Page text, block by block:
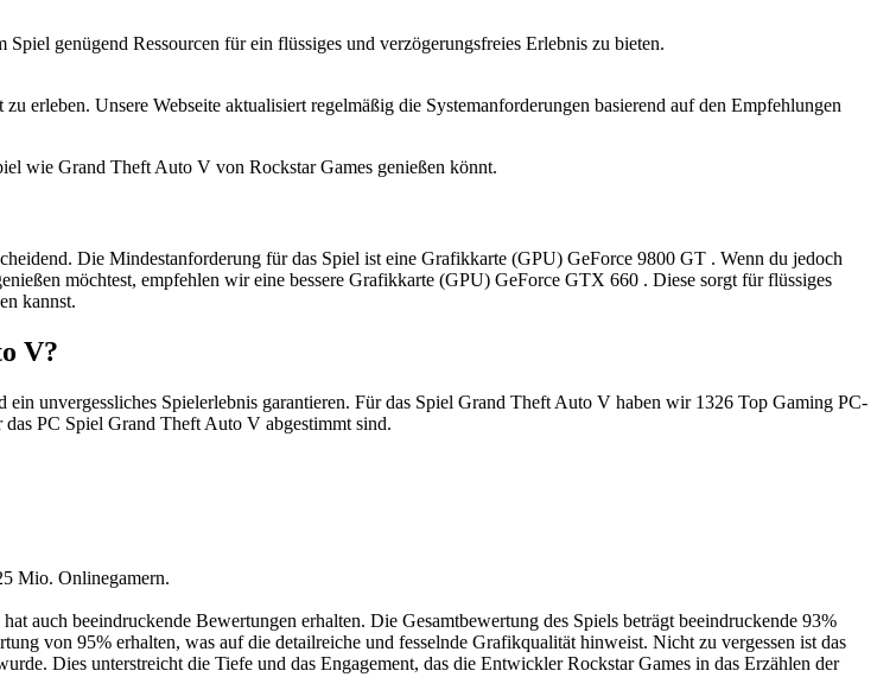
genügend Ressourcen für ein flüssiges und verzögerungsfreies Erlebnis zu bieten.
Unsere Webseite aktualisiert regelmäßig die Systemanforderungen basierend auf den Empfehlungen
wie Grand Theft Auto V von Rockstar Games genießen könnt.
Die Mindestanforderung für das Spiel ist eine Grafikkarte (GPU) GeForce 9800 GT . Wenn du jedoch
möchtest, empfehlen wir eine bessere Grafikkarte (GPU) GeForce GTX 660 . Diese sorgt für flüssiges
kannst.
V?
unvergessliches Spielerlebnis garantieren. Für das Spiel Grand Theft Auto V haben wir 1326 Top Gaming PC-
PC Spiel Grand Theft Auto V abgestimmt sind.
Mio. Onlinegamern.
auch beeindruckende Bewertungen erhalten. Die Gesamtbewertung des Spiels beträgt beeindruckende 93%
von 95% erhalten, was auf die detailreiche und fesselnde Grafikqualität hinweist. Nicht zu vergessen ist das
Dies unterstreicht die Tiefe und das Engagement, das die Entwickler Rockstar Games in das Erzählen der